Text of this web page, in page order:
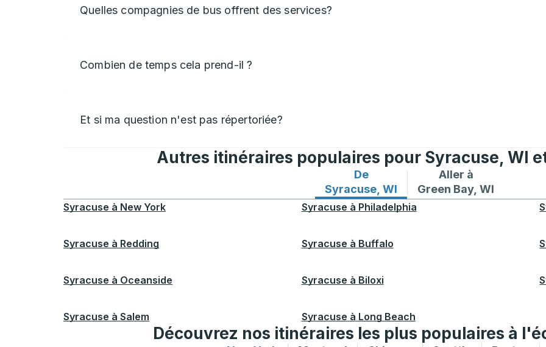
Quelles compagnies de bus offrent des services?
Combien de temps cela prend-il ?
Et si ma question n'est pas répertoriée?
Autres itinéraires populaires pour Syracuse, WI
De
Syracuse, WI
Itinéraires de bus depuis Syracuse, WI
Aller à
Green Bay, WI
Itinéraires de bus vers
Syracuse à New York Syracuse à Philadelphia
Syracuse à Redding Syracuse à Buffalo
Syracuse à Oceanside Syracuse à Biloxi
Syracuse à Salem Syracuse à Long Beach
Découvrez nos itinéraires les plus populaires à